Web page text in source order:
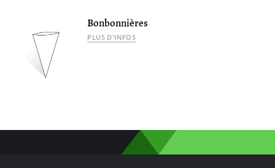
Bonbonnières
PLUS D'INFOS